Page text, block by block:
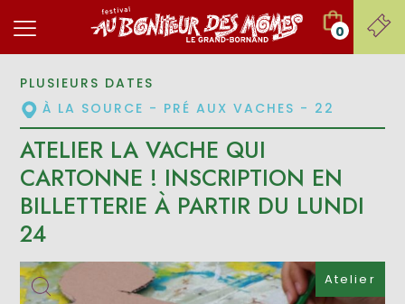
0
Atelier
PLUSIEURS DATES
À LA SOURCE - PRÉ AUX VACHES - 22
ATELIER LA VACHE QUI
CARTONNE ! INSCRIPTION EN
BILLETTERIE À PARTIR DU LUNDI
24